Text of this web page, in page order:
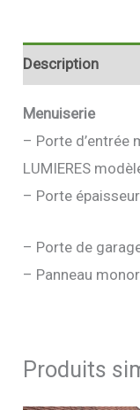
Description
Menuiserie
– Porte d’entrée
LUMIERES
– Porte
– Porte de
– Panneau
Produits